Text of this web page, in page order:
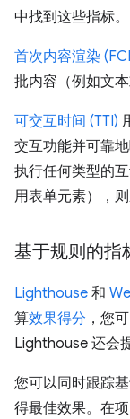
中找到这些指标。
首次内容渲染
批内容（例如文
可交互时间 (TTI)
交互功能并可靠
执行任何类型的
用表单元素），
基于规则的指
Lighthouse 和
算效果得分 ，您
Lighthouse 还会
您可以同时跟踪
得最佳效果。在